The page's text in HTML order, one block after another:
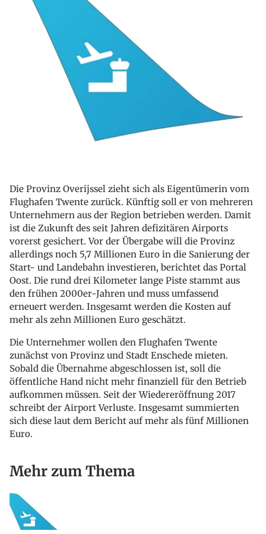
Die Provinz Overijssel zieht sich als Eigentümerin vom
Flughafen Twente zurück. Künftig soll er von mehreren
Unternehmern aus der Region betrieben werden. Damit
ist die Zukunft des seit Jahren defizitären Airports
vorerst gesichert. Vor der Übergabe will die Provinz
allerdings noch 5,7 Millionen Euro in die Sanierung der
Start- und Landebahn investieren, berichtet das Portal
Oost. Die rund drei Kilometer lange Piste stammt aus
den frühen 2000er-Jahren und muss umfassend
erneuert werden. Insgesamt werden die Kosten auf
mehr als zehn Millionen Euro geschätzt.
Die Unternehmer wollen den Flughafen Twente
zunächst von Provinz und Stadt Enschede mieten.
Sobald die Übernahme abgeschlossen ist, soll die
öffentliche Hand nicht mehr finanziell für den Betrieb
aufkommen müssen. Seit der Wiedereröffnung 2017
schreibt der Airport Verluste. Insgesamt summierten
sich diese laut dem Bericht auf mehr als fünf Millionen
Euro.
Mehr zum Thema